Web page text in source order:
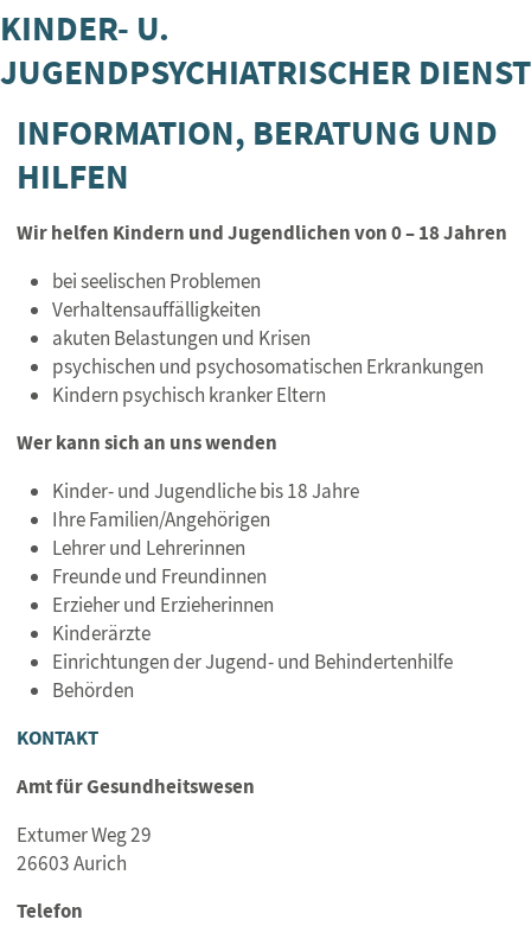
KINDER- U.
JUGENDPSYCHIATRISCHER DIENST
INFORMATION, BERATUNG UND
HILFEN
Wir helfen Kindern und Jugendlichen von 0 – 18 Jahren
bei seelischen Problemen
Verhaltensauffälligkeiten
akuten Belastungen und Krisen
psychischen und psychosomatischen Erkrankungen
Kindern psychisch kranker Eltern
Wer kann sich an uns wenden
Kinder- und Jugendliche bis 18 Jahre
Ihre Familien/Angehörigen
Lehrer und Lehrerinnen
Freunde und Freundinnen
Erzieher und Erzieherinnen
Kinderärzte
Einrichtungen der Jugend- und Behindertenhilfe
Behörden
KONTAKT
Amt für Gesundheitswesen
Extumer Weg 29
26603 Aurich
Telefon